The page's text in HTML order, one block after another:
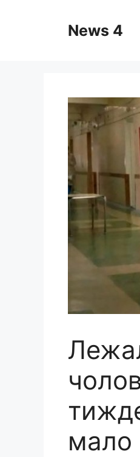
News 4
мало